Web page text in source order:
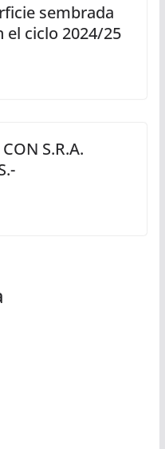
sembrada
el ciclo 2024/25
S.R.A.